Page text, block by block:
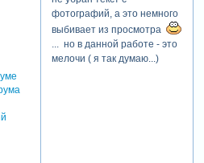
фотографий, а это немного
выбивает из просмотра
... но в данной работе - это
мелочи ( я так думаю...)